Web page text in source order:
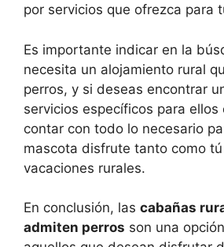
por servicios que ofrezca para
Es importante indicar en la
necesita un alojamiento rural
perros, y si deseas encontrar
servicios específicos para ellos
contar con todo lo necesario
mascota disfrute tanto como
vacaciones rurales.
En conclusión, las cabañas
admiten perros son una